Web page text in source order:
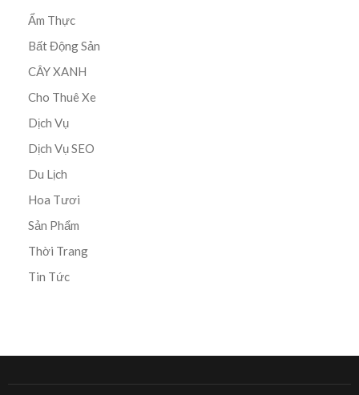
Ẩm Thực
Bất Động Sản
CÂY XANH
Cho Thuê Xe
Dịch Vụ
Dịch Vụ SEO
Du Lịch
Hoa Tươi
Sản Phẩm
Thời Trang
Tin Tức